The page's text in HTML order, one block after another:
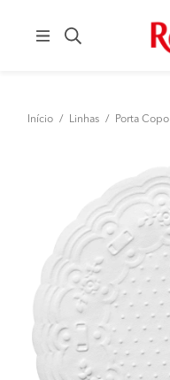
Início / Linhas / Porta Copo